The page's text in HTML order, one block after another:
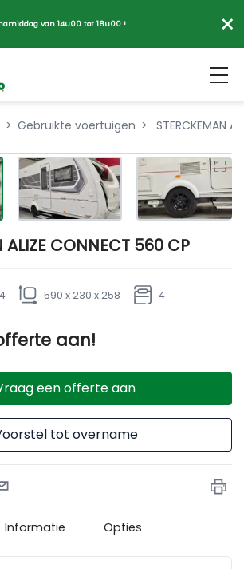
van 14u00 tot 18u00 ! ×
Gebruikte voertuigen STERCKEMAN
ALIZE CONNECT 560 CP
4 590 x 230 x 258 4
aan!
een offerte aan
tot overname
Informatie Opties